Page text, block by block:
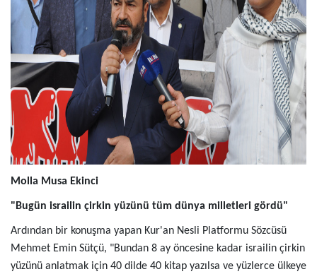
Molla Musa Ekinci
"Bugün israilin çirkin yüzünü tüm dünya milletleri gördü"
Ardından bir konuşma yapan Kur'an Nesli Platformu Sözcüsü
Mehmet Emin Sütçü, "Bundan 8 ay öncesine kadar israilin çirkin
yüzünü anlatmak için 40 dilde 40 kitap yazılsa ve yüzlerce ülkeye